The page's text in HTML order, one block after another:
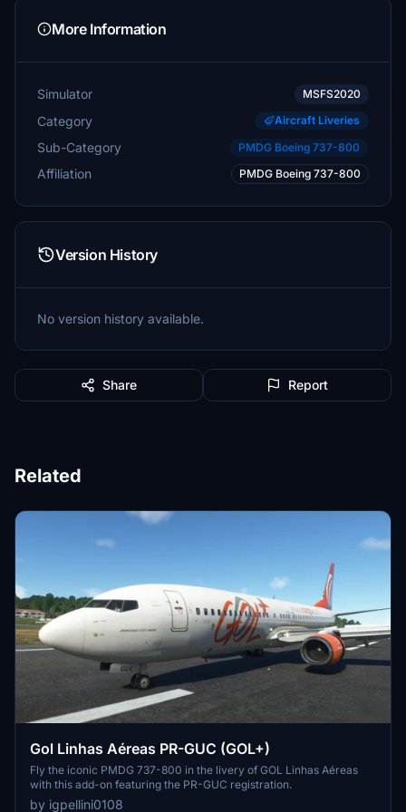
More Information
Simulator MSFS2020
Category Aircraft Liveries
Sub-Category PMDG Boeing 737-800
Affiliation PMDG Boeing 737-800
Version History
No version history available.
Share Report
Related
Gol Linhas Aéreas PR-GUC (GOL+)
Fly the iconic PMDG 737-800 in the livery of GOL Linhas Aéreas
with this add-on featuring the PR-GUC registration.
by igpellini0108